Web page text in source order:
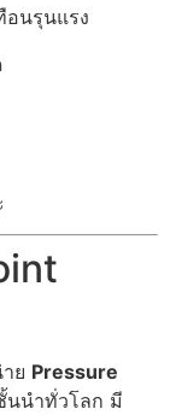
อนรุนแรง
ย Pressure
นนำทั่วโลก มี